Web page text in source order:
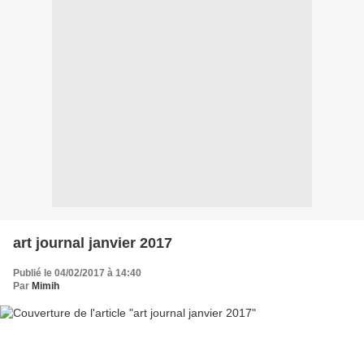
art journal janvier 2017
Publié le 04/02/2017 à 14:40
Par Mimih